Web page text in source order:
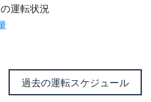
運転状況
過去の運転スケジュール